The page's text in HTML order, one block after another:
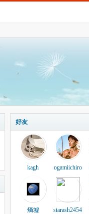
好友
kagh ogamiichiro
熵墟 starash2454